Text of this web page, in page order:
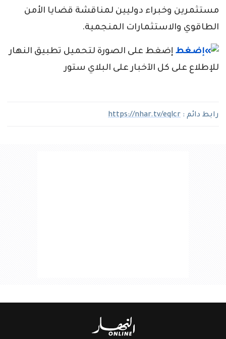
مستثمرين وخبراء دوليين لمناقشة قضايا الأمن
الطاقوي والاستثمارات المنجمية.
إضغط على الصورة لتحميل تطبيق النهار
للإطلاع على كل الآخبار على البلاي ستور
رابط دائم : https://nhar.tv/eqlcr